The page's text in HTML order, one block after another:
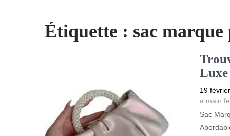
Étiquette : sac marque
Luxe
19
a main
Sac